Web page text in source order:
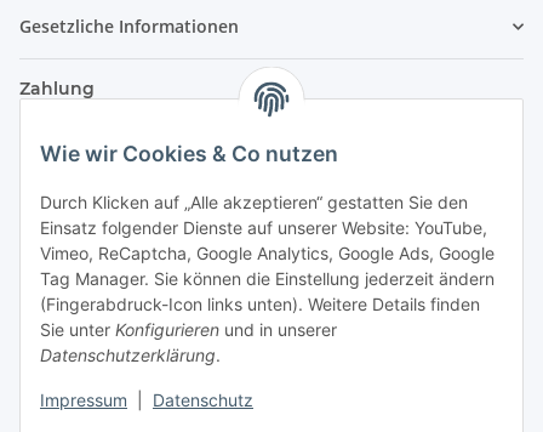
Wie wir Cookies & Co nutzen
Durch Klicken auf „Alle akzeptieren“ gestatten Sie den
Einsatz folgender Dienste auf unserer Website: YouTube,
Vimeo, ReCaptcha, Google Analytics, Google Ads, Google
Tag Manager. Sie können die Einstellung jederzeit ändern
(Fingerabdruck-Icon links unten). Weitere Details finden
Sie unter Konfigurieren und in unserer
Datenschutzerklärung.
Impressum Datenschutz
Gesetzliche Informationen
Zahlung
Versand